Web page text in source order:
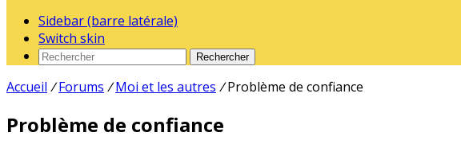
Sidebar (barre latérale)
Switch skin
Rechercher
Accueil / Forums / Moi et les autres / Problème de confiance
Problème de confiance